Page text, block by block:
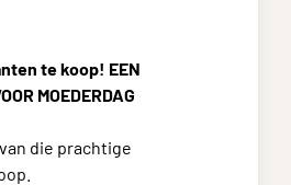
te koop! EEN
MOEDERDAG
die prachtige